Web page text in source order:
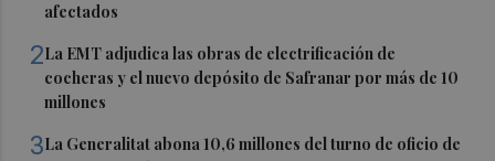
afectados
2La EMT adjudica las obras de electrificación de
cocheras y el nuevo depósito de Safranar por más de 10
millones
3La Generalitat abona 10,6 millones del turno de oficio de